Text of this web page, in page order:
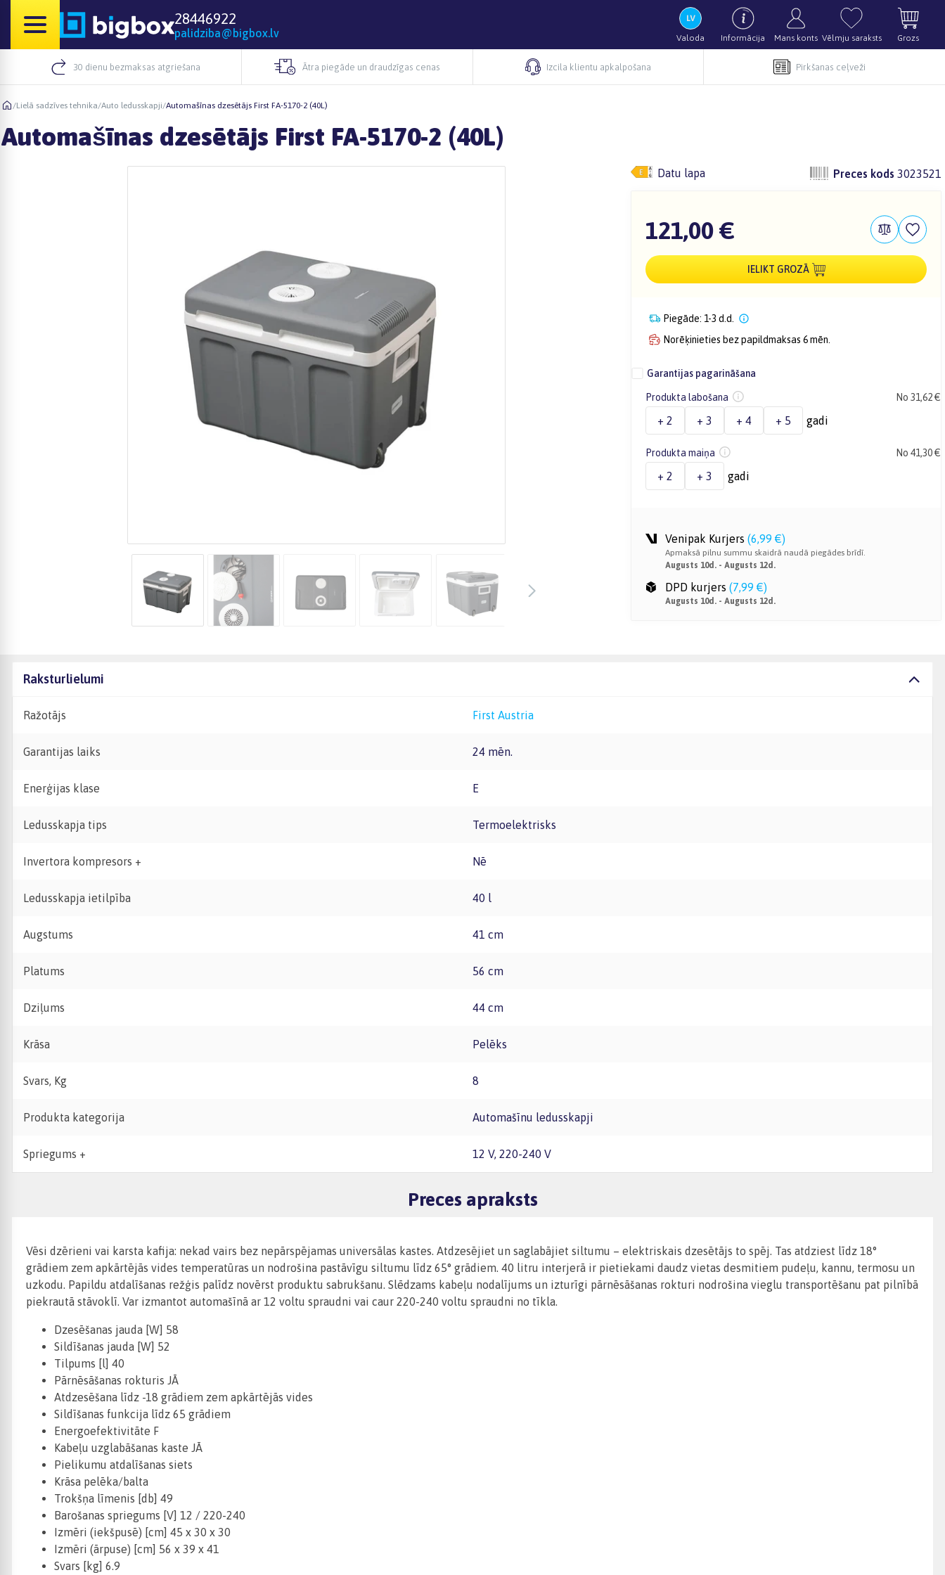
28446922
palidziba@bigbox.lv Valoda Informācija Mans konts Vēlmju saraksts Grozs
30 dienu bezmaksas atgriešana Ātra piegāde un draudzīgas cenas Izcila klientu apkalpošana Pirkšanas ceļveži
/Lielā sadzīves tehnika/Auto ledusskapji/Automašīnas dzesētājs First FA-5170-2 (40L)
Automašīnas dzesētājs First FA-5170-2 (40L)
Datu lapa Preces kods 3023521
121,00 €
IELIKT GROZĀ
Piegāde: 1-3 d.d.
Norēķinieties bez papildmaksas 6 mēn.
Garantijas pagarināšana
Produkta labošana No 31,62 €
+ 2 + 3 + 4 + 5 gadi
Produkta maiņa No 41,30 €
+ 2 + 3 gadi
Venipak Kurjers (6,99 €)
Apmaksā pilnu summu skaidrā naudā piegādes brīdī.
Augusts 10d. - Augusts 12d.
DPD kurjers (7,99 €)
Augusts 10d. - Augusts 12d.
Raksturlielumi
Ražotājs First Austria
Garantijas laiks 24 mēn.
Enerģijas klase E
Ledusskapja tips Termoelektrisks
Invertora kompresors + Nē
Ledusskapja ietilpība 40 l
Augstums 41 cm
Platums 56 cm
Dziļums 44 cm
Krāsa Pelēks
Svars, Kg 8
Produkta kategorija Automašīnu ledusskapji
Spriegums + 12 V, 220-240 V
Preces apraksts
Vēsi dzērieni vai karsta kafija: nekad vairs bez nepārspējamas universālas kastes. Atdzesējiet un saglabājiet siltumu – elektriskais dzesētājs to spēj. Tas atdziest līdz 18°
grādiem zem apkārtējās vides temperatūras un nodrošina pastāvīgu siltumu līdz 65° grādiem. 40 litru interjerā ir pietiekami daudz vietas desmitiem pudeļu, kannu, termosu un
uzkodu. Papildu atdalīšanas režģis palīdz novērst produktu sabrukšanu. Slēdzams kabeļu nodalījums un izturīgi pārnēsāšanas rokturi nodrošina vieglu transportēšanu pat pilnībā
piekrautā stāvoklī. Var izmantot automašīnā ar 12 voltu spraudni vai caur 220-240 voltu spraudni no tīkla.
Dzesēšanas jauda [W] 58
Sildīšanas jauda [W] 52
Tilpums [l] 40
Pārnēsāšanas rokturis JĀ
Atdzesēšana līdz -18 grādiem zem apkārtējās vides
Sildīšanas funkcija līdz 65 grādiem
Energoefektivitāte F
Kabeļu uzglabāšanas kaste JĀ
Pielikumu atdalīšanas siets
Krāsa pelēka/balta
Trokšņa līmenis [db] 49
Barošanas spriegums [V] 12 / 220-240
Izmēri (iekšpusē) [cm] 45 x 30 x 30
Izmēri (ārpuse) [cm] 56 x 39 x 41
Svars [kg] 6.9